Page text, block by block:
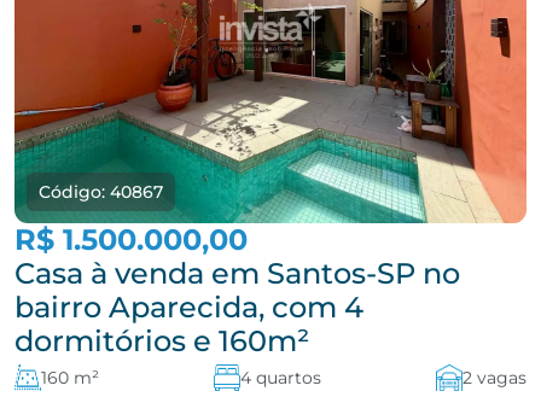
Código: 40867
R$ 1.500.000,00
Casa à venda em Santos-SP no
bairro Aparecida, com 4
dormitórios e 160m²
160 m² 4 quartos 2 vagas